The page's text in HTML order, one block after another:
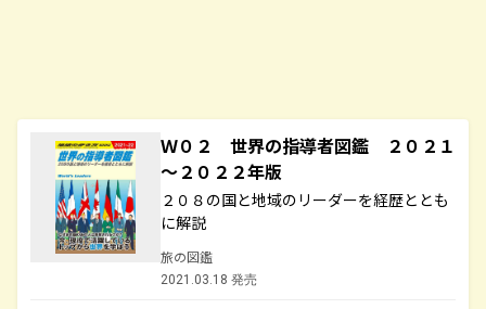
Ｗ０２ 世界の指導者図鑑 ２０２１
～２０２２年版
２０８の国と地域のリーダーを経歴ととも
に解説
旅の図鑑
2021.03.18 発売